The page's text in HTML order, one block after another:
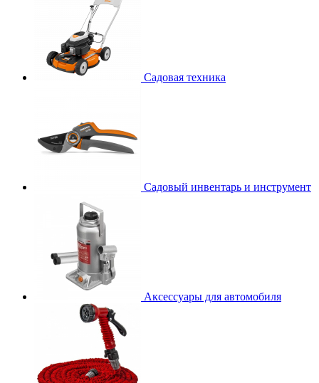
Садовая техника
Садовый инвентарь и инструмент
Аксессуары для автомобиля